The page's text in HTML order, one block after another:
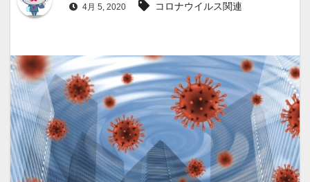
4月 5, 2020 コロナウイルス関連